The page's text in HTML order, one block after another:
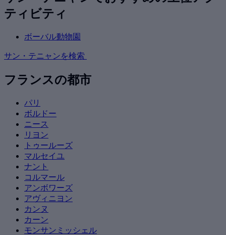
ティビティ
ボーバル動物園
サン・テニャンを検索
フランスの都市
パリ
ボルドー
ニース
リヨン
トゥールーズ
マルセイユ
ナント
コルマール
アンボワーズ
アヴィニヨン
カンヌ
カーン
モンサンミッシェル